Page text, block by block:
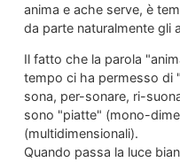
anima e ache serve, è
da parte naturalmente gli
Il fatto che la parola
tempo ci ha permesso di
sona, per-sonare, ri-
sono "piatte" (mono-
(multidimensionali).
Quando passa la luce